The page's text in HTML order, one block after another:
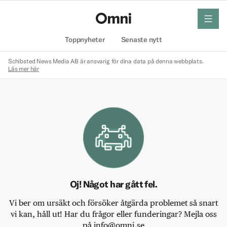
Toppnyheter Senaste nytt
meny
Schibsted News Media AB är ansvarig för dina data på denna webbplats.
Läs mer här
Oj! Något har gått fel.
Vi ber om ursäkt och försöker åtgärda problemet så snart
vi kan, håll ut! Har du frågor eller funderingar? Mejla oss